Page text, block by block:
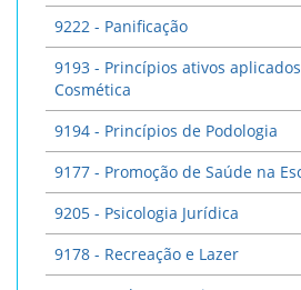
9222 - Panificação
9193 - Princípios ativos
Cosmética
9194 - Princípios de Podologia
9177 - Promoção de Saúde na
9205 - Psicologia Jurídica
9178 - Recreação e Lazer